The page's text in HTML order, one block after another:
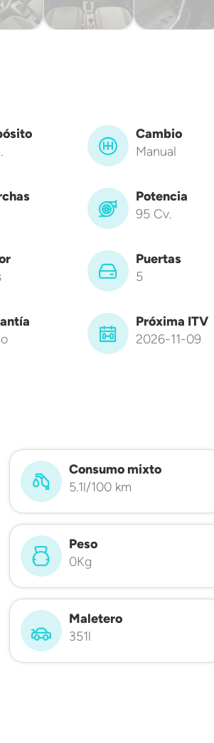
Cambio
Manual
Potencia
95 Cv.
Puertas
5
Próxima ITV
2026-11-09
Consumo mixto
5.1l/100 km
Peso
0Kg
Maletero
351l